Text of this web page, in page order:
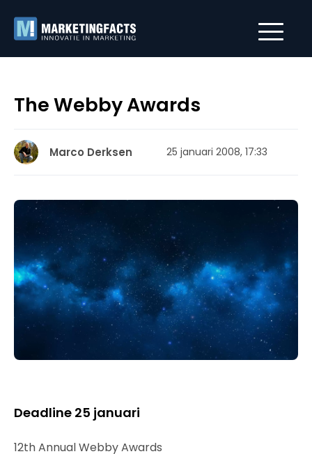
The Webby Awards
Marco Derksen 25 januari 2008, 17:33
Deadline 25 januari
12th Annual Webby Awards